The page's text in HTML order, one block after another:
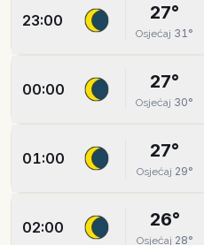
23:00 27°
Osjećaj 31°
00:00 27°
Osjećaj 30°
01:00 27°
Osjećaj 29°
02:00 26°
Osjećaj 28°